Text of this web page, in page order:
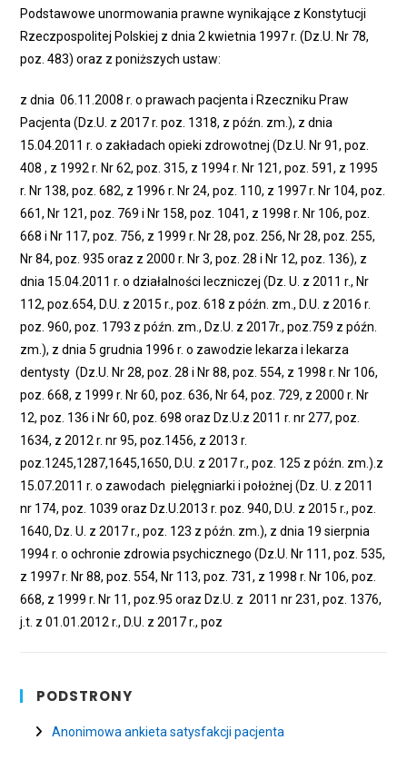
Podstawowe unormowania prawne wynikające z Konstytucji
Rzeczpospolitej Polskiej z dnia 2 kwietnia 1997 r. (Dz.U. Nr 78,
poz. 483) oraz z poniższych ustaw:
z dnia 06.11.2008 r. o prawach pacjenta i Rzeczniku Praw
Pacjenta (Dz.U. z 2017 r. poz. 1318, z późn. zm.), z dnia
15.04.2011 r. o zakładach opieki zdrowotnej (Dz.U. Nr 91, poz.
408 , z 1992 r. Nr 62, poz. 315, z 1994 r. Nr 121, poz. 591, z 1995
r. Nr 138, poz. 682, z 1996 r. Nr 24, poz. 110, z 1997 r. Nr 104, poz.
661, Nr 121, poz. 769 i Nr 158, poz. 1041, z 1998 r. Nr 106, poz.
668 i Nr 117, poz. 756, z 1999 r. Nr 28, poz. 256, Nr 28, poz. 255,
Nr 84, poz. 935 oraz z 2000 r. Nr 3, poz. 28 i Nr 12, poz. 136), z
dnia 15.04.2011 r. o działalności leczniczej (Dz. U. z 2011 r., Nr
112, poz.654, D.U. z 2015 r., poz. 618 z późn. zm., D.U. z 2016 r.
poz. 960, poz. 1793 z późn. zm., Dz.U. z 2017r., poz.759 z późn.
zm.), z dnia 5 grudnia 1996 r. o zawodzie lekarza i lekarza
dentysty (Dz.U. Nr 28, poz. 28 i Nr 88, poz. 554, z 1998 r. Nr 106,
poz. 668, z 1999 r. Nr 60, poz. 636, Nr 64, poz. 729, z 2000 r. Nr
12, poz. 136 i Nr 60, poz. 698 oraz Dz.U.z 2011 r. nr 277, poz.
1634, z 2012 r. nr 95, poz.1456, z 2013 r.
poz.1245,1287,1645,1650, D.U. z 2017 r., poz. 125 z późn. zm.).z
15.07.2011 r. o zawodach pielęgniarki i położnej (Dz. U. z 2011
nr 174, poz. 1039 oraz Dz.U.2013 r. poz. 940, D.U. z 2015 r., poz.
1640, Dz. U. z 2017 r., poz. 123 z późn. zm.), z dnia 19 sierpnia
1994 r. o ochronie zdrowia psychicznego (Dz.U. Nr 111, poz. 535,
z 1997 r. Nr 88, poz. 554, Nr 113, poz. 731, z 1998 r. Nr 106, poz.
668, z 1999 r. Nr 11, poz.95 oraz Dz.U. z 2011 nr 231, poz. 1376,
j.t. z 01.01.2012 r., D.U. z 2017 r., poz
PODSTRONY
Anonimowa ankieta satysfakcji pacjenta